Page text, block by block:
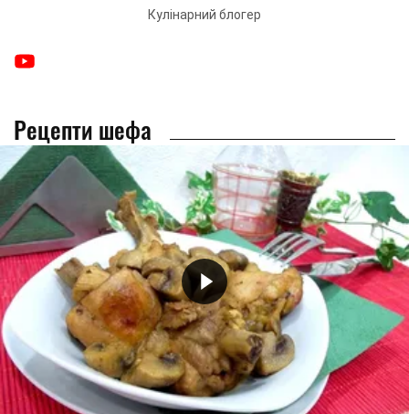
Кулінарний блогер
Рецепти шефа